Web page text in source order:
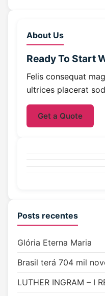
About Us
Ready To Start
Felis consequat
ultrices placerat
Get a Quote
Posts recentes
Glória Eterna Maria
Brasil terá 704 mil
LUTHER INGRAM – I